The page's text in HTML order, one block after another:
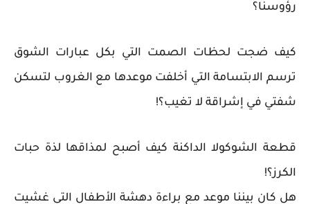
رؤوسنا؟
كيف ضجت لحظات الصمت التي بكل عبارات الشوق
ترسم الابتسامة التي أخلفت موعدها مع الغروب لتسكن
شفتي في إشراقة لا تغيب؟!
قطعة الشوكولا الداكنة كيف أصبح لمذاقها لذة حبات
الكرز؟!
هل كان بيننا موعد مع براءة دهشة الأطفال التي غشيت